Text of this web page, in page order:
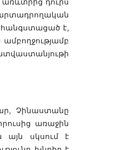
դուրս
է,
Չինաստանը
առաջին
այն սկսում է